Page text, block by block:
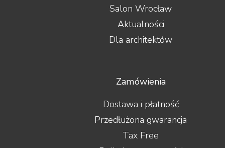
Salon Wrocław
Aktualności
Dla architektów
Zamówienia
Dostawa i płatność
Przedłużona gwarancja
Tax Free